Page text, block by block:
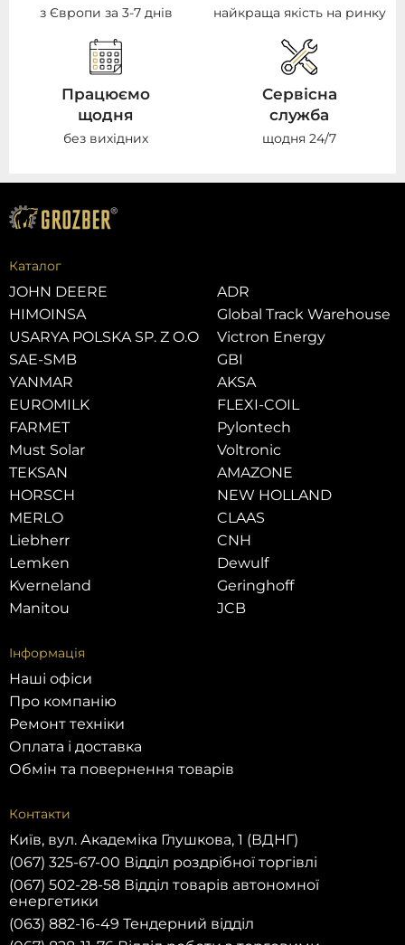
з Європи за 3-7 днів найкраща якість на ринку
Працюємо
щодня
без вихідних
Сервісна
служба
щодня 24/7
Каталог
JOHN DEERE
HIMOINSA
USARYA POLSKA SP. Z O.O
SAE-SMB
YANMAR
EUROMILK
FARMET
Must Solar
TEKSAN
HORSCH
MERLO
Liebherr
Lemken
Kverneland
Manitou
ADR
Global Track Warehouse
Victron Energy
GBI
AKSA
FLEXI-COIL
Pylontech
Voltronic
AMAZONE
NEW HOLLAND
CLAAS
CNH
Dewulf
Geringhoff
JCB
Інформація
Наші офіси
Про компанію
Ремонт техніки
Оплата і доставка
Обмін та повернення товарів
Контакти
Київ, вул. Академіка Глушкова, 1 (ВДНГ)
(067) 325-67-00 Відділ роздрібної торгівлі
(067) 502-28-58 Відділ товарів автономної
енергетики
(063) 882-16-49 Тендерний відділ